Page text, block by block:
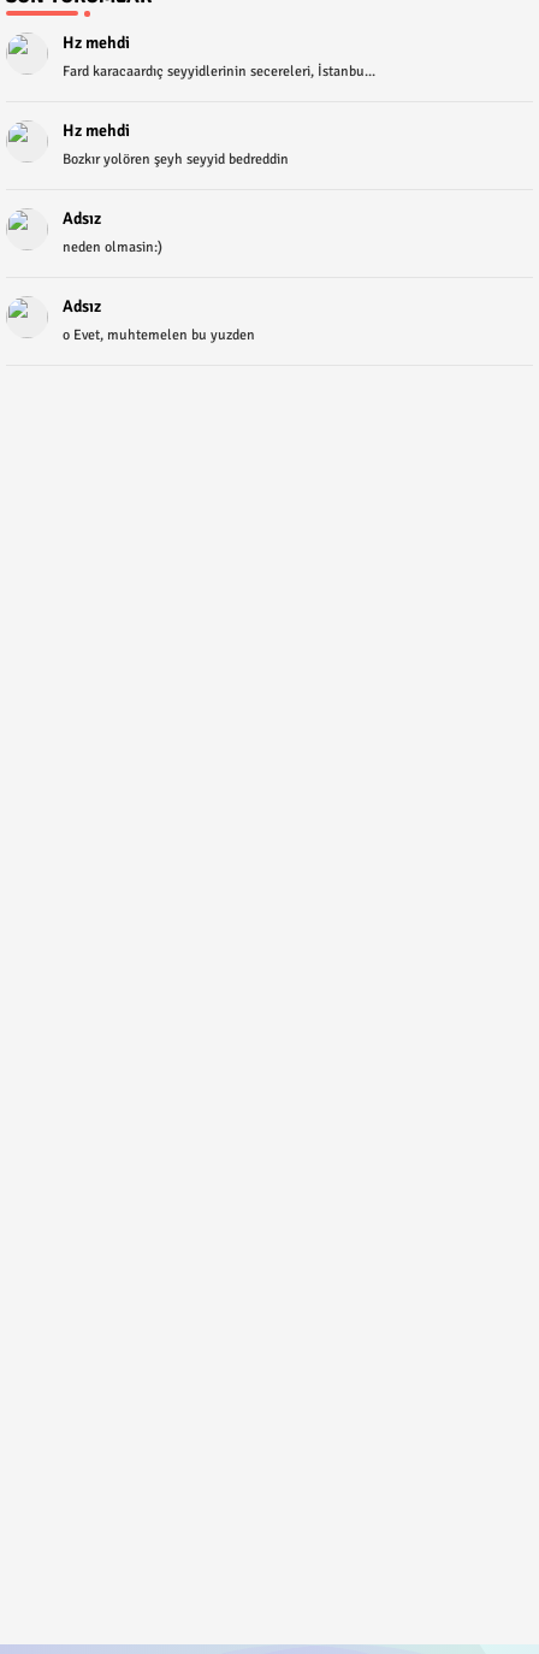
Hz mehdi
Fard karacaardıç seyyidlerinin secereleri, İstanbu...
Hz mehdi
Bozkır yolören şeyh seyyid bedreddin
Adsız
neden olmasin:)
Adsız
o Evet, muhtemelen bu yuzden